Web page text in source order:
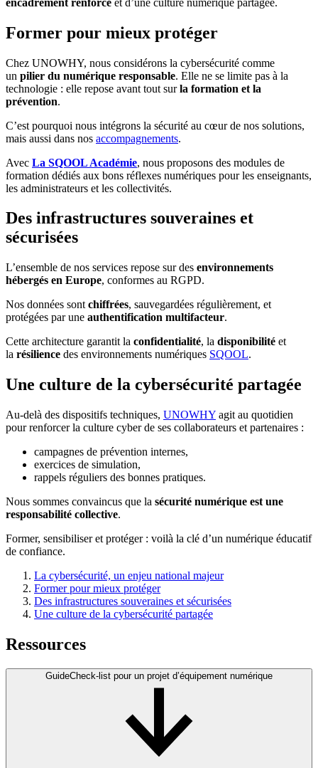
Former pour mieux protéger
Chez UNOWHY, nous considérons la cybersécurité comme
un pilier du numérique responsable. Elle ne se limite pas à la
technologie : elle repose avant tout surla formation et la
prévention.
C’est pourquoi nous intégrons la sécurité au cœur de nos solutions,
mais aussi dans nos accompagnements.
Avec La SQOOL Académie, nous proposons des modules de
formation dédiés aux bons réflexes numériques pour les enseignants,
les administrateurs et les collectivités.
Des infrastructures souveraines et
sécurisées
L’ensemble de nos services repose sur des environnements
hébergés en Europe, conformes au RGPD.
Nos données sont chiffrées, sauvegardées régulièrement, et
protégées par une authentification multifacteur.
Cette architecture garantit la confidentialité, la disponibilité et
la résilience des environnements numériques SQOOL.
Une culture de la cybersécurité partagée
Au-delà des dispositifs techniques, UNOWHY agit au quotidien
pour renforcer la culture cyber de ses collaborateurs et partenaires :
campagnes de prévention internes,
exercices de simulation,
rappels réguliers des bonnes pratiques.
Nous sommes convaincus que la sécurité numérique est une
responsabilité collective.
Former, sensibiliser et protéger : voilà la clé d’un numérique éducatif
de confiance.
La cybersécurité, un enjeu national majeur
Former pour mieux protéger
Des infrastructures souveraines et sécurisées
Une culture de la cybersécurité partagée
Ressources
GuideCheck-list pour un projet d’équipement numérique